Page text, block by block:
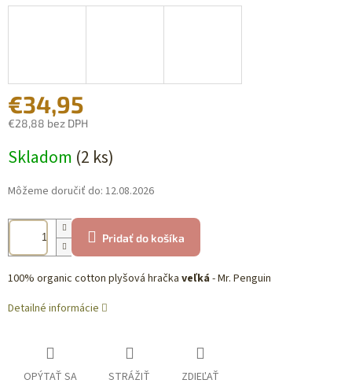
€34,95
€28,88 bez DPH
cena:
Skladom (2 ks)
Môžeme doručiť do: 12.08.2026
Pridať do košíka
100% organic cotton plyšová hračka veľká - Mr. Penguin
Detailné informácie
OPÝTAŤ SA STRÁŽIŤ ZDIEĽAŤ